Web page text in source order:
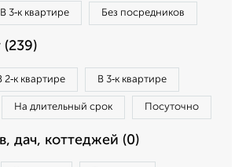
В 3‑к квартире Без посредников
(239)
2‑к квартире В 3‑к квартире
На длительный срок Посуточно
дач, коттеджей (0)